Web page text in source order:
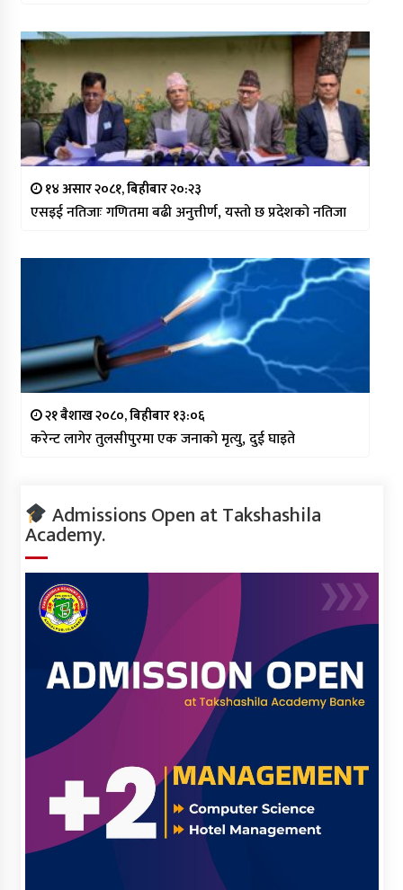
१४ असार २०८१, बिहीबार २०:२३
एसइई नतिजाः गणितमा बढी अनुत्तीर्ण, यस्तो छ प्रदेशको नतिजा
२१ बैशाख २०८०, बिहीबार १३:०६
करेन्ट लागेर तुलसीपुरमा एक जनाको मृत्यु, दुई घाइते
Admissions Open at Takshashila
Academy.